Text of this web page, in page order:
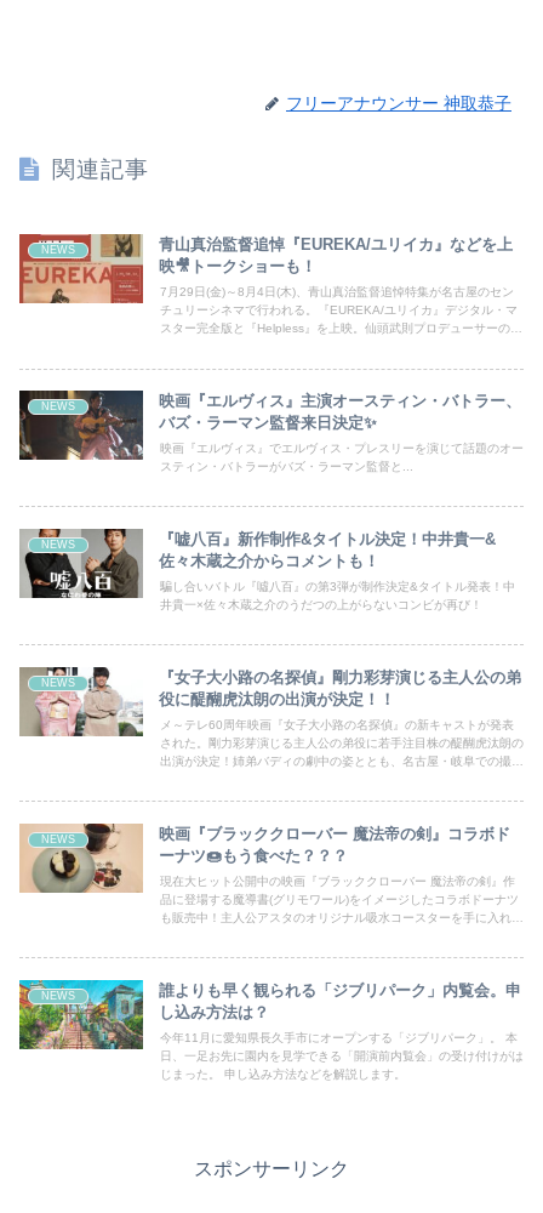
フリーアナウンサー 神取恭子
関連記事
NEWS
青山真治監督追悼『EUREKA/ユリイカ』などを上
映🎥トークショーも！
7月29日(金)～8月4日(木)、青山真治監督追悼特集が名古屋のセン
チュリーシネマで行われる。『EUREKA/ユリイカ』デジタル・マ
スター完全版と『Helpless』を上映。仙頭武則プロデューサーのト
NEWS
映画『エルヴィス』主演オースティン・バトラー、
バズ・ラーマン監督来日決定✨
映画『エルヴィス』でエルヴィス・プレスリーを演じて話題のオー
スティン・バトラーがバズ・ラーマン監督と...
NEWS
『嘘八百』新作制作&タイトル決定！中井貴一&
佐々木蔵之介からコメントも！
騙し合いバトル『噓八百』の第3弾が制作決定&タイトル発表！中
井貴一×佐々木蔵之介のうだつの上がらないコンビが再び！
NEWS
『女子大小路の名探偵』剛力彩芽演じる主人公の弟
役に醍醐虎汰朗の出演が決定！！
メ～テレ60周年映画『女子大小路の名探偵』の新キャストが発表
された。剛力彩芽演じる主人公の弟役に若手注目株の醍醐虎汰朗の
出演が決定！姉弟バディの劇中の姿ととも、名古屋・岐阜での撮影
NEWS
映画『ブラッククローバー 魔法帝の剣』コラボド
ーナツ🍩もう食べた？？？
現在大ヒット公開中の映画『ブラッククローバー 魔法帝の剣』作
品に登場する魔導書(グリモワール)をイメージしたコラボドーナツ
も販売中！主人公アスタのオリジナル吸水コースターを手に入れる
NEWS
誰よりも早く観られる「ジブリパーク」内覧会。申
し込み方法は？
今年11月に愛知県長久手市にオープンする「ジブリパーク」。 本
日、一足お先に園内を見学できる「開演前内覧会」の受け付けがは
じまった。 申し込み方法などを解説します。
スポンサーリンク